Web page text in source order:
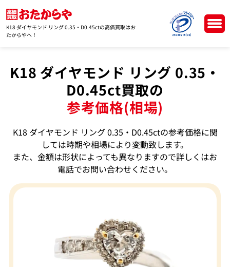
K18 ダイヤモンド リング 0.35・D0.45ctの高価買取はお
たからやへ！
K18 ダイヤモンド リング 0.35・
D0.45ct買取の
参考価格(相場)
K18 ダイヤモンド リング 0.35・D0.45ctの参考価格に関
しては時期や相場により変動致します。
また、金額は形状によっても異なりますので詳しくはお
電話でお問い合わせください。